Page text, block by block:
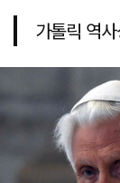
가톨릭 역